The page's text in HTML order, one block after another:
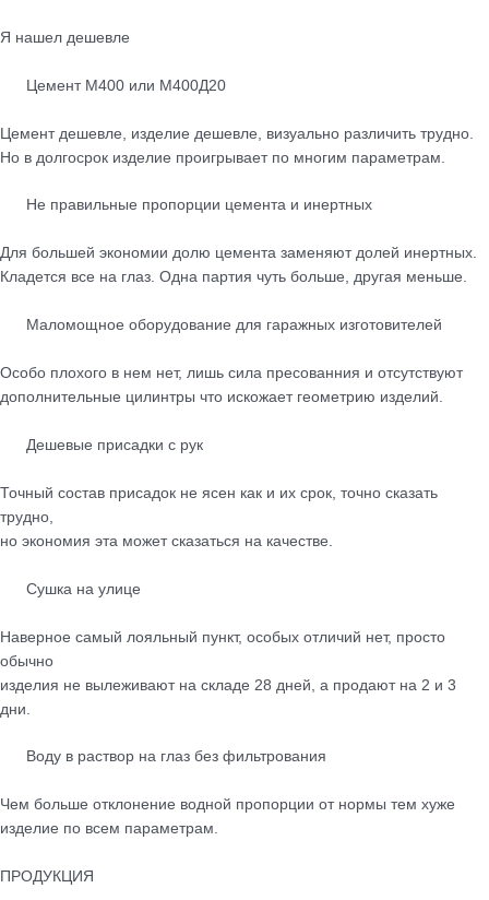
Я нашел дешевле
Цемент М400 или М400Д20
Цемент дешевле, изделие дешевле, визуально различить трудно.
Но в долгосрок изделие проигрывает по многим параметрам.
Не правильные пропорции цемента и инертных
Для большей экономии долю цемента заменяют долей инертных.
Кладется все на глаз. Одна партия чуть больше, другая меньше.
Маломощное оборудование для гаражных изготовителей
Особо плохого в нем нет, лишь сила пресованния и отсутствуют
дополнительные цилинтры что искожает геометрию изделий.
Дешевые присадки с рук
Точный состав присадок не ясен как и их срок, точно сказать
трудно,
но экономия эта может сказаться на качестве.
Сушка на улице
Наверное самый лояльный пункт, особых отличий нет, просто
обычно
изделия не вылеживают на складе 28 дней, а продают на 2 и 3
дни.
Воду в раствор на глаз без фильтрования
Чем больше отклонение водной пропорции от нормы тем хуже
изделие по всем параметрам.
ПРОДУКЦИЯ